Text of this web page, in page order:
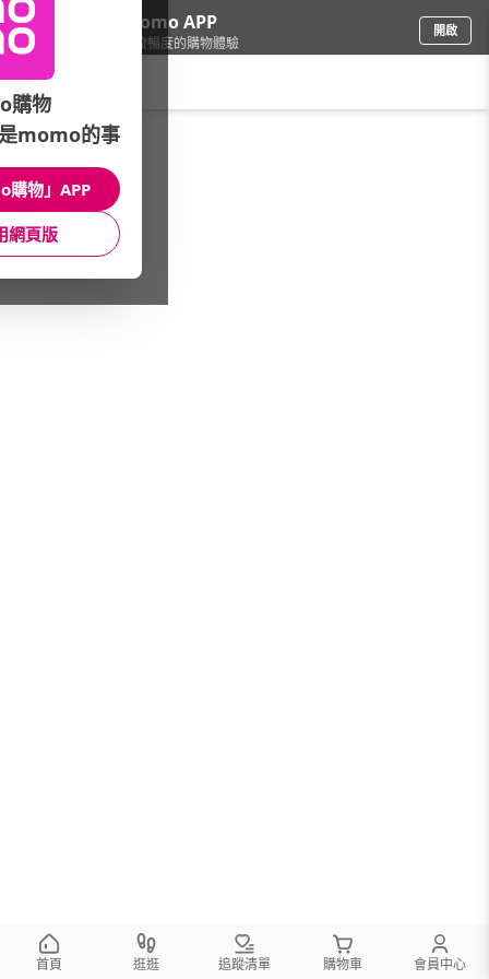
下載momo APP
給你3倍流暢度的購物體驗
開啟
餐廚用品/鍋具/亞洲品牌
館長推薦 月銷量
首頁 逛逛 追蹤清單 購物車 會員中心
購物
momo的事
購物」APP
網頁版